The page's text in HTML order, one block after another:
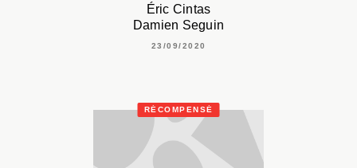
Éric Cintas
Damien Seguin
23/09/2020
RÉCOMPENSÉ